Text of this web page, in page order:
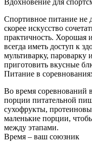
Спортивное питание не
скорее искусство
практичность. Хорошая
всегда иметь доступ к
мультиварку,
приготовить вкусные
Питание в
Во время соревнований
порции питательной
сухофрукты,
маленькие порции,
между этапами.
Время – ваш союзник